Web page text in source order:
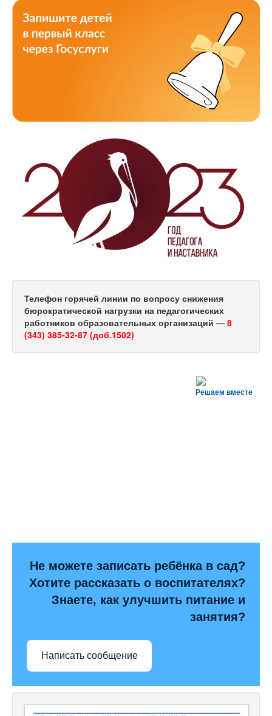
Телефон горячей линии по вопросу снижения
бюрократической нагрузки на педагогических
работников образовательных организаций — 8
(343) 385-32-87 (доб.1502)
Решаем вместе
Не можете записать ребёнка в сад?
Хотите рассказать о воспитателях?
Знаете, как улучшить питание и
занятия?
Написать сообщение